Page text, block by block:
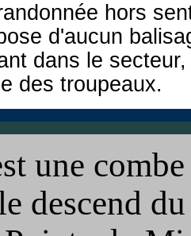
hors
d'aucun
dans le
des troupeaux.
une
descend